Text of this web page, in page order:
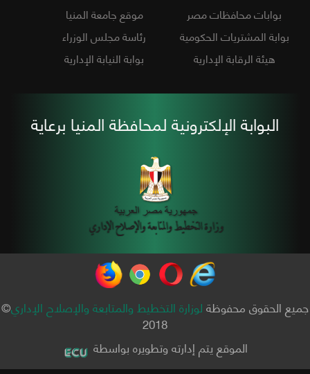
بوابات محافظات مصر
موقع جامعة المنيا
بوابة المشتريات الحكومية
رئاسة مجلس الوزراء
هيئة الرقابة الإدارية
بوابة النيابة الإدارية
البوابة الإلكترونية لمحافظة المنيا برعاية
جميع الحقوق محفوظةلوزارة التخطيط والمتابعة والإصلاح الإداري©
2018
الموقع يتم إدارته وتطويره بواسطة